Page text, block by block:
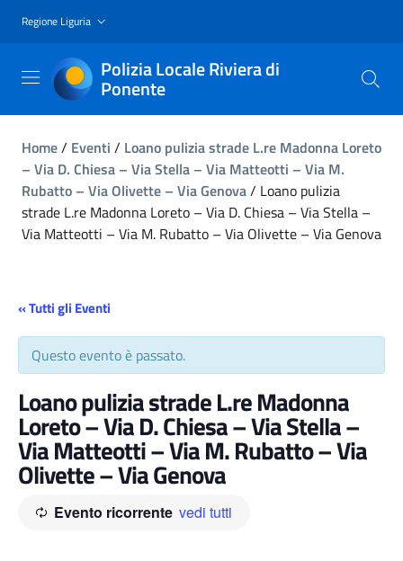
Regione Liguria
Polizia Locale Riviera di
Ponente
Home/ Eventi / Loano pulizia strade L.re Madonna Loreto
– Via D. Chiesa – Via Stella – Via Matteotti – Via M.
Rubatto – Via Olivette – Via Genova/ Loano pulizia
strade L.re Madonna Loreto – Via D. Chiesa – Via Stella –
Via Matteotti – Via M. Rubatto – Via Olivette – Via Genova
« Tutti gli Eventi
Questo evento è passato.
Loano pulizia strade L.re Madonna
Loreto – Via D. Chiesa – Via Stella –
Via Matteotti – Via M. Rubatto – Via
Olivette – Via Genova
Evento ricorrente vedi tutti